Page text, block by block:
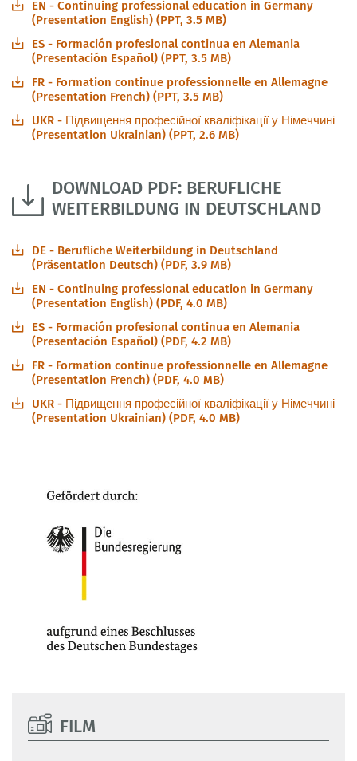
EN - Continuing professional education in Germany
(Presentation English) (PPT, 3.5 MB)
ES - Formación profesional continua en Alemania
(Presentación Español) (PPT, 3.5 MB)
FR - Formation continue professionnelle en Allemagne
(Presentation French) (PPT, 3.5 MB)
UKR - Підвищення професійної кваліфікації у Німеччині
(Presentation Ukrainian) (PPT, 2.6 MB)
DOWNLOAD PDF: BERUFLICHE
WEITERBILDUNG IN DEUTSCHLAND
DE - Berufliche Weiterbildung in Deutschland
(Präsentation Deutsch) (PDF, 3.9 MB)
EN - Continuing professional education in Germany
(Presentation English) (PDF, 4.0 MB)
ES - Formación profesional continua en Alemania
(Presentación Español) (PDF, 4.2 MB)
FR - Formation continue professionnelle en Allemagne
(Presentation French) (PDF, 4.0 MB)
UKR - Підвищення професійної кваліфікації у Німеччині
(Presentation Ukrainian) (PDF, 4.0 MB)
FILM